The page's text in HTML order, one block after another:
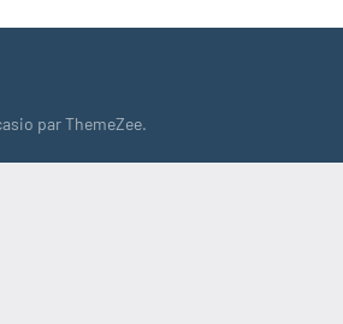
par ThemeZee.